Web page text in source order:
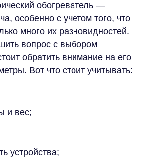
обогреватель —
особенно с учетом того, что
много их разновидностей.
вопрос с выбором
обратить внимание на его
Вот что стоит учитывать:
и вес;
устройства;